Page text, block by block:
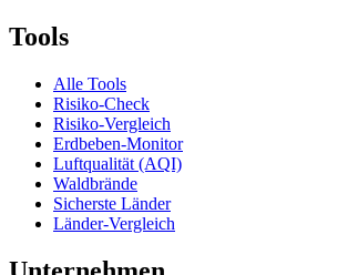
Tools
Alle Tools
Risiko-Check
Risiko-Vergleich
Erdbeben-Monitor
Luftqualität (AQI)
Waldbrände
Sicherste Länder
Länder-Vergleich